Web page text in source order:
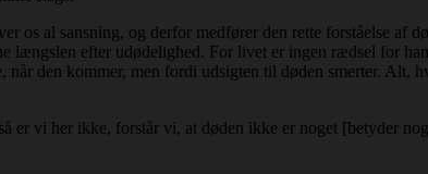
al sansning, og derfor medfører den rette forståelse af
efter udødelighed. For livet er ingen rædsel for
den kommer, men fordi udsigten til døden smerter. Alt,
er vi her ikke, forstår vi, at døden ikke er noget [betyder